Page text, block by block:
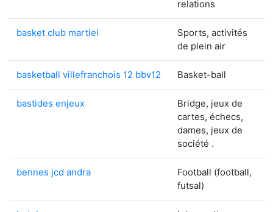
relations
basket club martiel
Sports, activités
de plein air
basketball villefranchois 12 bbv12 Basket-ball
bastides enjeux
Bridge, jeux de
cartes, échecs,
dames, jeux de
société .
bennes jcd andra
Football (football,
futsal)